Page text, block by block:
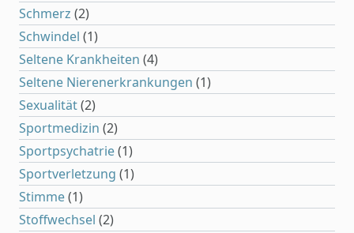
Schmerz (2)
Schwindel (1)
Seltene Krankheiten (4)
Seltene Nierenerkrankungen (1)
Sexualität(2)
Sportmedizin (2)
Sportpsychatrie(1)
Sportverletzung (1)
Stimme(1)
Stoffwechsel (2)